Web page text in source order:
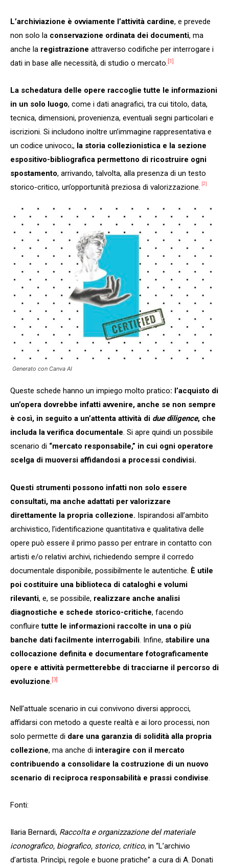
L’archiviazione è ovviamente l’attività cardine, e prevede
non solo la conservazione ordinata dei documenti, ma
anche la registrazione attraverso codifiche per interrogare i
dati in base alle necessità, di studio o mercato. [1]
La schedatura delle opere raccoglie tutte le informazioni
in un solo luogo, come i dati anagrafici, tra cui titolo, data,
tecnica, dimensioni, provenienza, eventuali segni particolari e
iscrizioni. Si includono inoltre un’immagine rappresentativa e
un codice univoco;, la storia collezionistica e la sezione
espositivo-bibliografica permettono di ricostruire ogni
spostamento, arrivando, talvolta, alla presenza di un testo
storico-critico, un’opportunità preziosa di valorizzazione. [2]
Generato con Canva AI
Queste schede hanno un impiego molto pratico: l’acquisto di
un’opera dovrebbe infatti avvenire, anche se non sempre
è così, in seguito a un’attenta attività di due diligence, che
includa la verifica documentale. Si apre quindi un possibile
scenario di “mercato responsabile,” in cui ogni operatore
scelga di muoversi affidandosi a processi condivisi.
Questi strumenti possono infatti non solo essere
consultati, ma anche adattati per valorizzare
direttamente la propria collezione. Ispirandosi all’ambito
archivistico, l’identificazione quantitativa e qualitativa delle
opere può essere il primo passo per entrare in contatto con
artisti e/o relativi archivi, richiedendo sempre il corredo
documentale disponibile, possibilmente le autentiche. È utile
poi costituire una biblioteca di cataloghi e volumi
rilevanti, e, se possibile, realizzare anche analisi
diagnostiche e schede storico-critiche, facendo
confluiretutte le informazioni raccolte in una o più
banche dati facilmente interrogabili. Infine, stabilire una
collocazione definita e documentare fotograficamente
opere e attività permetterebbe di tracciarne il percorso di
evoluzione. [3]
Nell’attuale scenario in cui convivono diversi approcci,
affidarsi con metodo a queste realtà e ai loro processi, non
solo permette di dare una garanzia di solidità alla propria
collezione, ma anche di interagire con il mercato
contribuendo a consolidare la costruzione di un nuovo
scenario di reciproca responsabilità e prassi condivise.
Fonti:
Ilaria Bernardi, Raccolta e organizzazione del materiale
iconografico, biografico, storico, critico, in “L’archivio
d’artista. Princìpi, regole e buone pratiche” a cura di A. Donati